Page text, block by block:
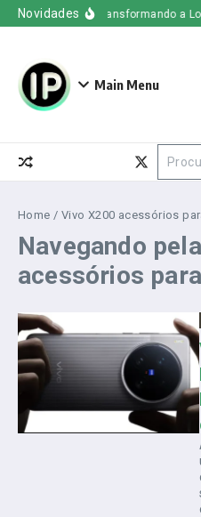
Ir para o conteúdo
Novidades
Uber Freight – Transformando a
Main Menu
Home / Vivo X200 acessórios
Navegando
acessórios